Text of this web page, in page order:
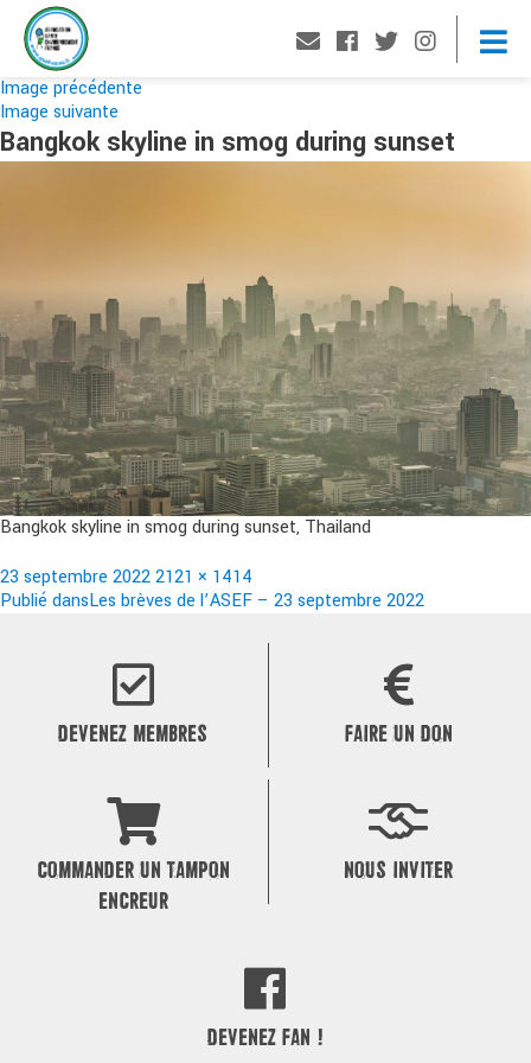
Image précédente
Image suivante
Bangkok skyline in smog during sunset
Bangkok skyline in smog during sunset, Thailand
Publié
le
23 septembre 2022Taille
réelle
2121 × 1414
Navigation
Publié dansLes brèves de l’ASEF – 23 septembre 2022
DEVENEZ MEMBRES FAIRE UN DON
COMMANDER UN TAMPON
ENCREUR
NOUS INVITER
DEVENEZ FAN !